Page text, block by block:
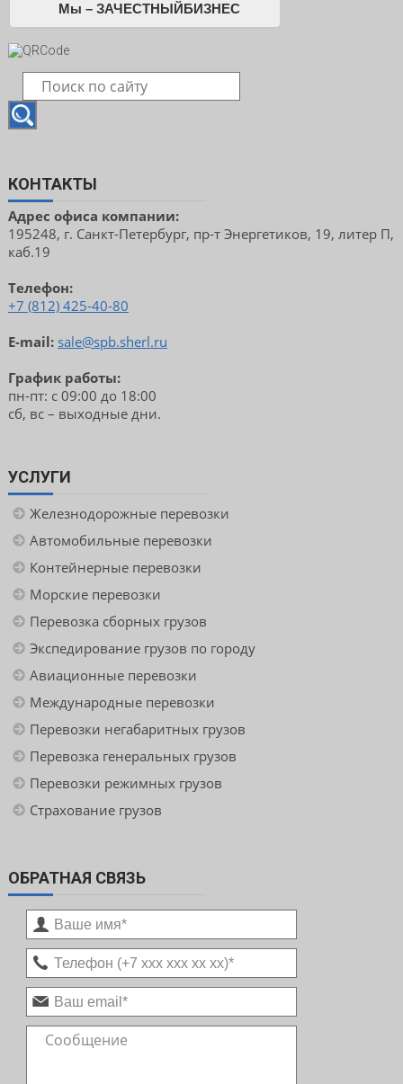
Мы – ЗАЧЕСТНЫЙБИЗНЕС
КОНТАКТЫ
Адрес офиса компании:
195248, г. Санкт-Петербург, пр-т Энергетиков, 19, литер П,
каб.19
Телефон:
+7 (812) 425-40-80
E-mail: sale@spb.sherl.ru
График работы:
пн-пт: с 09:00 до 18:00
сб, вс – выходные дни.
УСЛУГИ
Железнодорожные перевозки
Автомобильные перевозки
Контейнерные перевозки
Морские перевозки
Перевозка сборных грузов
Экспедирование грузов по городу
Авиационные перевозки
Международные перевозки
Перевозки негабаритных грузов
Перевозка генеральных грузов
Перевозки режимных грузов
Страхование грузов
ОБРАТНАЯ СВЯЗЬ